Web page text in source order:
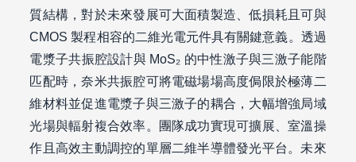
質結構，對於未來發展可大面積製造、低損耗且可與
CMOS 製程相容的二維光電元件具有關鍵意義。透過
電漿子共振腔設計與 MoS₂ 的中性激子與三激子能階
匹配時，奈米共振腔可將電磁場場高度侷限於極薄二
維材料並促進電漿子與三激子的耦合，大幅增強局域
光場與輻射複合效率。團隊成功實現可擴展、室溫操
作且高效主動調控的單層二維半導體發光平台。未來